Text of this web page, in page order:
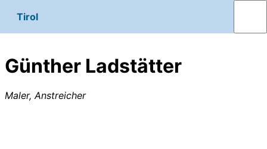
Tirol
Günther Ladstätter
Maler, Anstreicher